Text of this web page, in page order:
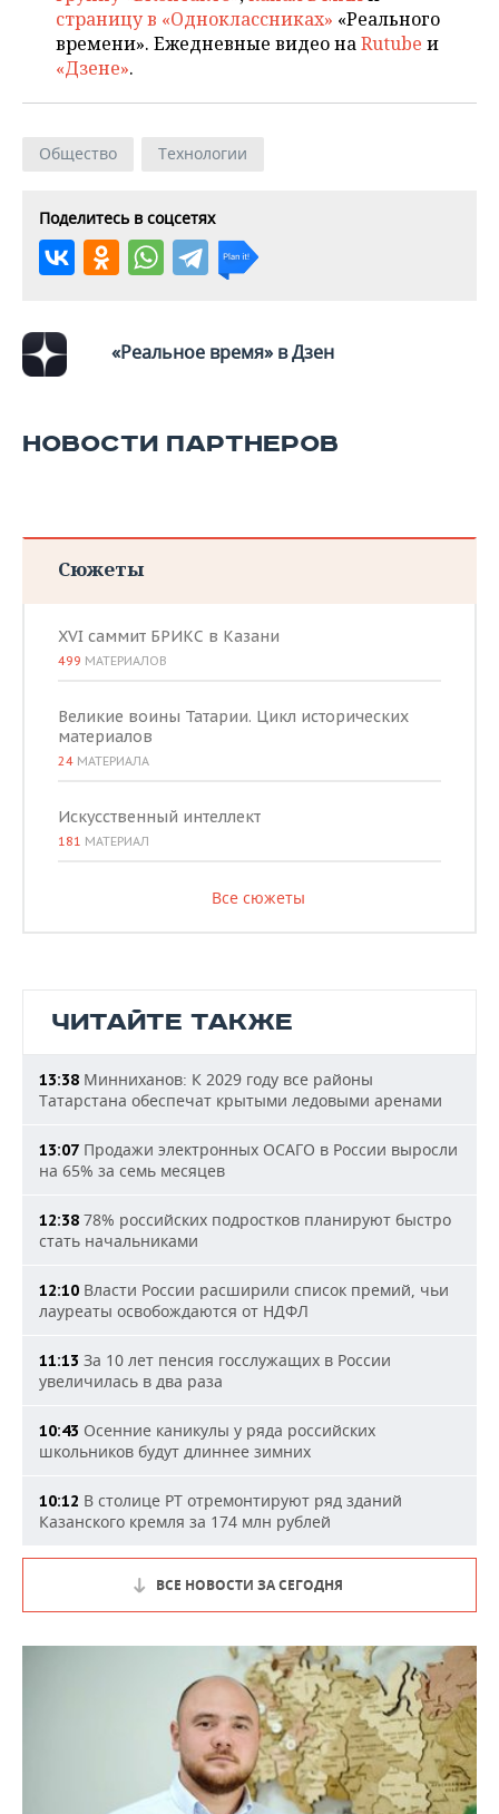
ХОККЕЙ С МЯЧОМ
ПРОИСШЕСТВИЯ
страницу в «Одноклассниках» «Реального
времени». Ежедневные видео наRutube и
«Дзене».
Общество Технологии
Поделитесь в соцсетях
«Реальное время» в Дзен
НОВОСТИ ПАРТНЕРОВ
Сюжеты
XVI саммит БРИКС в Казани
499 МАТЕРИАЛОВ
Великие воины Татарии. Цикл исторических
материалов
24 МАТЕРИАЛА
Искусственный интеллект
181 МАТЕРИАЛ
Все сюжеты
ЧИТАЙТЕ ТАКЖЕ
13:38 Минниханов: К 2029 году все районы
Татарстана обеспечат крытыми ледовыми аренами
13:07 Продажи электронных ОСАГО в России выросли
на 65% за семь месяцев
12:38 78% российских подростков планируют быстро
стать начальниками
12:10 Власти России расширили список премий, чьи
лауреаты освобождаются от НДФЛ
11:13 За 10 лет пенсия госслужащих в России
увеличилась в два раза
10:43 Осенние каникулы у ряда российских
школьников будут длиннее зимних
10:12 В столице РТ отремонтируют ряд зданий
Казанского кремля за 174 млн рублей
ВСЕ НОВОСТИ ЗА СЕГОДНЯ